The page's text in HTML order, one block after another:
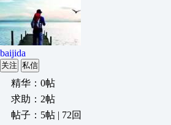
baijida
关注 私信
精华：0帖
求助：2帖
帖子：5帖 | 72回